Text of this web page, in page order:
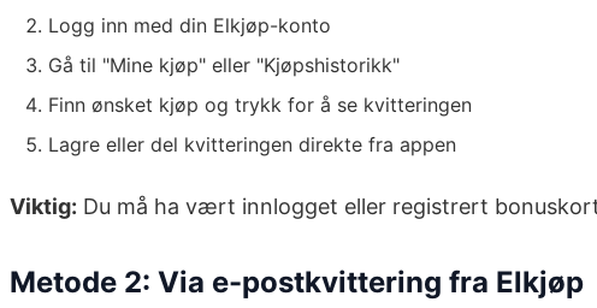
Logg inn med din Elkjøp-konto
Gå til "Mine kjøp" eller "Kjøpshistorikk"
Finn ønsket kjøp og trykk for å se kvitteringen
Lagre eller del kvitteringen direkte fra appen
Viktig: Du må ha vært innlogget eller registrert
Metode 2: Via e-postkvittering fra Elkjøp